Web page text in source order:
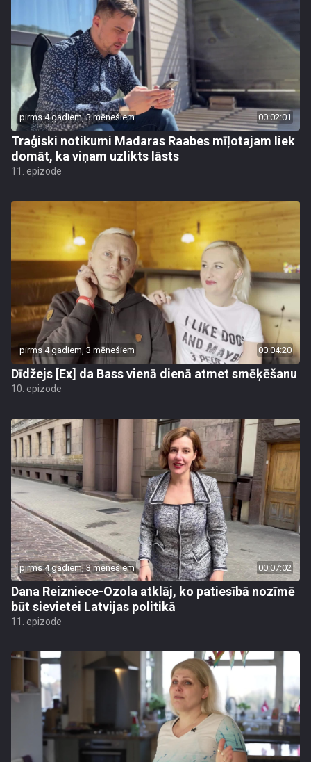
pirms 4 gadiem, 3 mēnešiem 00:02:01
Traģiski notikumi Madaras Raabes mīļotajam liek
domāt, ka viņam uzlikts lāsts
11. epizode
pirms 4 gadiem, 3 mēnešiem 00:04:20
Dīdžejs [Ex] da Bass vienā dienā atmet smēķēšanu
10. epizode
pirms 4 gadiem, 3 mēnešiem 00:07:02
Dana Reizniece-Ozola atklāj, ko patiesībā nozīmē
būt sievietei Latvijas politikā
11. epizode